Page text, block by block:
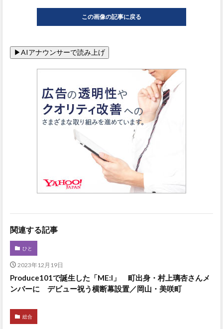
この画像の記事に戻る
関連する記事
ひと
2023年12月19日
Produce101で誕生した「ME:I」 町出身・村上璃杏さんメ
ンバーに デビュー祝う横断幕設置／岡山・美咲町
総合